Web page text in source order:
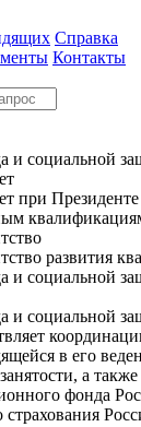
Справка
Контакты
и социальной
при
развития
и социальной
и социальной
в его
а
фонда